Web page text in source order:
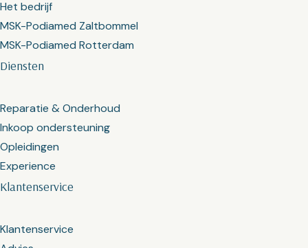
Klantenservice
Klantenservice
Diensten
Reparatie & Onderhoud
Inkoop ondersteuning
Opleidingen
Experience
Het bedrijf
MSK-Podiamed Zaltbommel
MSK-Podiamed Rotterdam